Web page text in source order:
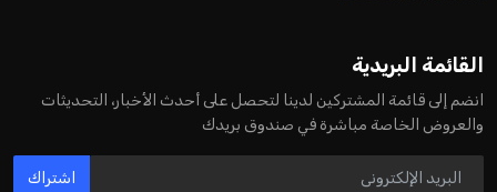
لإنفانتينو في الآونة الأخيرة. حتى الآن، لم يتقدم أي مرشح منافس
في السباق الانتخابي، ولم تتمكن الأصوات المعارضة من التوصل إلى
اسم يوازن موقف إنفانتينو، قبل انتهاء فترة الترشح في نوفمبر
المقبل.